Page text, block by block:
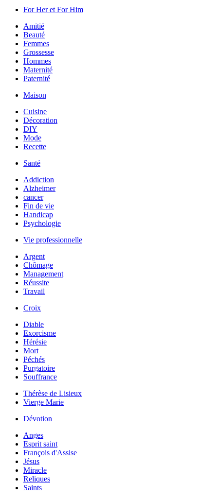
For Her et For Him
Amitié
Beauté
Femmes
Grossesse
Hommes
Maternité
Paternité
Maison
Cuisine
Décoration
DIY
Mode
Recette
Santé
Addiction
Alzheimer
cancer
Fin de vie
Handicap
Psychologie
Vie professionnelle
Argent
Chômage
Management
Réussite
Travail
Croix
Diable
Exorcisme
Hérésie
Mort
Péchés
Purgatoire
Souffrance
Thérèse de Lisieux
Vierge Marie
Dévotion
Anges
Esprit saint
François d'Assise
Jésus
Miracle
Reliques
Saints